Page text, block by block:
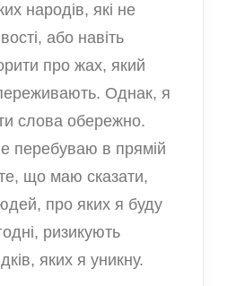
народів, які не
або навіть
про жах, який
Однак, я
слова обережно.
перебуваю в прямій
що маю сказати,
про яких я буду
ризикують
яких я уникну.